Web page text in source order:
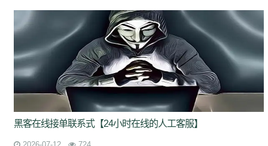
黑客在线接单联系式【24小时在线的人工客服】